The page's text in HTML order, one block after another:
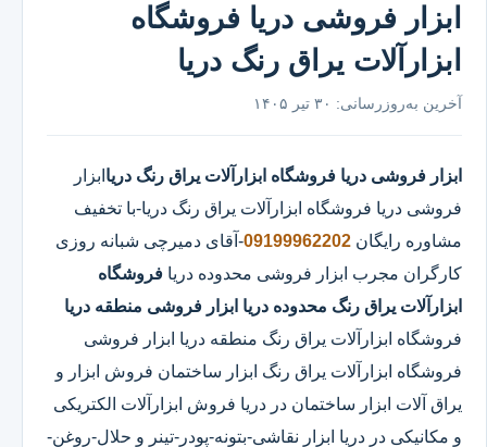
ابزار فروشی دریا فروشگاه
ابزارآلات یراق رنگ دریا
آخرین به‌روزرسانی: ۳۰ تیر ۱۴۰۵
ابزار فروشی دریا فروشگاه ابزارآلات یراق رنگ دریا ابزار
فروشی دریا فروشگاه ابزارآلات یراق رنگ دریا-با تخفیف
مشاوره رایگان 09199962202-آقای دمیرچی شبانه روزی
کارگران مجرب ابزار فروشی محدوده دریا فروشگاه
ابزارآلات یراق رنگ محدوده دریا ابزار فروشی منطقه دریا
فروشگاه ابزارآلات یراق رنگ منطقه دریا ابزار فروشی
فروشگاه ابزارآلات یراق رنگ ابزار ساختمان فروش ابزار و
یراق آلات ابزار ساختمان در دریا فروش ابزارآلات الکتریکی
و مکانیکی در دریا ابزار نقاشی-بتونه-پودر-تینر و حلال-روغن-